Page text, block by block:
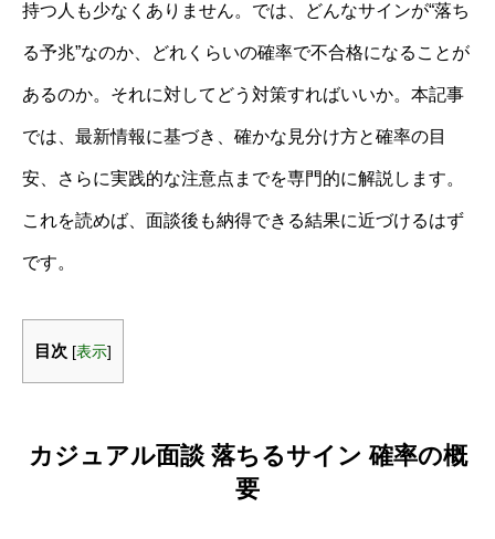
持つ人も少なくありません。では、どんなサインが“落ち
る予兆”なのか、どれくらいの確率で不合格になることが
あるのか。それに対してどう対策すればいいか。本記事
では、最新情報に基づき、確かな見分け方と確率の目
安、さらに実践的な注意点までを専門的に解説します。
これを読めば、面談後も納得できる結果に近づけるはず
です。
目次 [表示]
カジュアル面談 落ちるサイン 確率の概
要